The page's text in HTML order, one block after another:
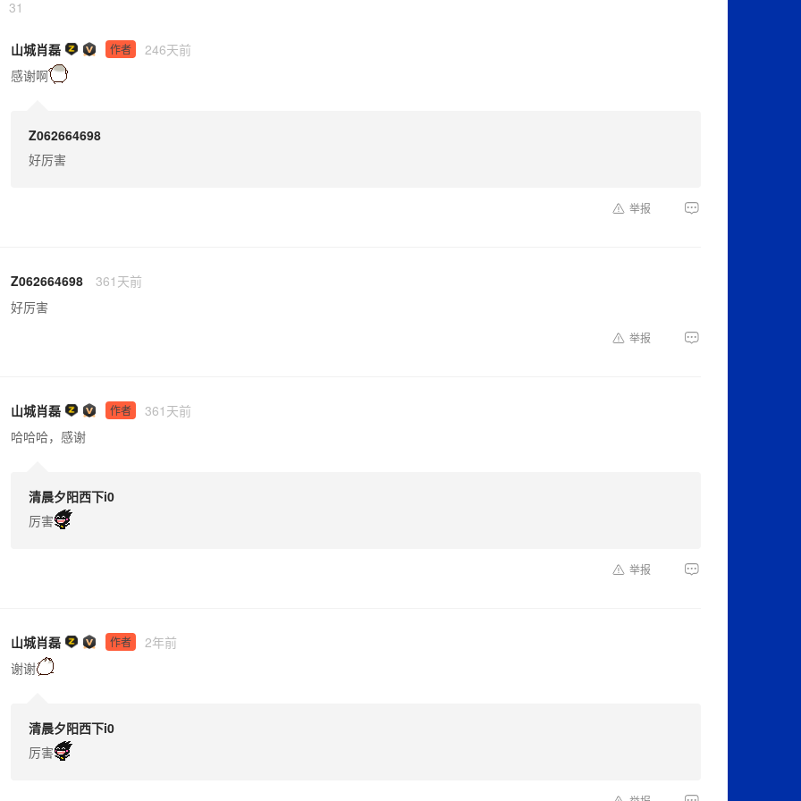
31
山城肖磊 作者
246天前
感谢啊
Z062664698
好厉害
举报
Z062664698
361天前
好厉害
举报
山城肖磊 作者
361天前
哈哈哈，感谢
清晨夕阳西下i0
厉害
举报
山城肖磊 作者
2年前
谢谢
清晨夕阳西下i0
厉害